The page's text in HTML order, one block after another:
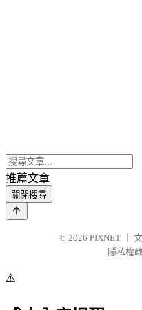
推薦文章
關閉搜尋
© 2026 PIXNET
隱私權
⚠️